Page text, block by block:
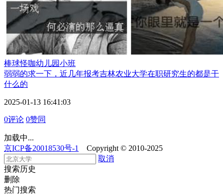
棒球怪咖幼儿园小班
弱弱的求一下，近几年报考吉林农业大学在职研究生的都是干
什么的
2025-01-13 16:41:03
0评论 0赞同
加载中...
京ICP备20018530号-1
Copyright © 2010-2025
取消
搜索历史
删除
热门搜索